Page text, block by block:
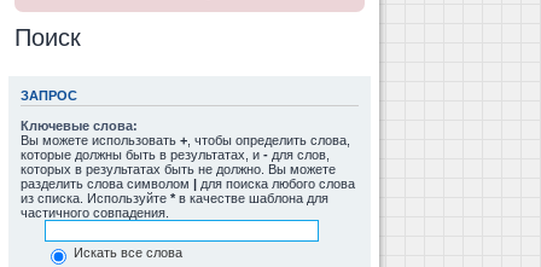
Поиск
ЗАПРОС
Ключевые слова:
Вы можете использовать + , чтобы определить слова,
которые должны быть в результатах, и - для слов,
которых в результатах быть не должно. Вы можете
разделить слова символом | для поиска любого слова
из списка. Используйте * в качестве шаблона для
частичного совпадения.
Искать все слова